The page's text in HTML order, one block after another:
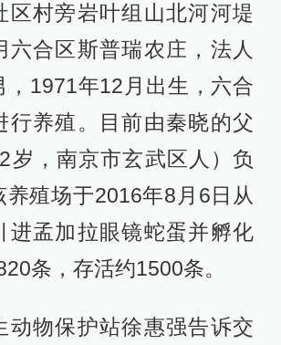
区村旁岩叶组山北河河堤
六合区斯普瑞农庄，法人
，1971年12月出生，六合
行养殖。目前由秦晓的父
岁，南京市玄武区人）负
养殖场于2016年8月6日从
进孟加拉眼镜蛇蛋并孵化
条，存活约1500条。
动物保护站徐惠强告诉交